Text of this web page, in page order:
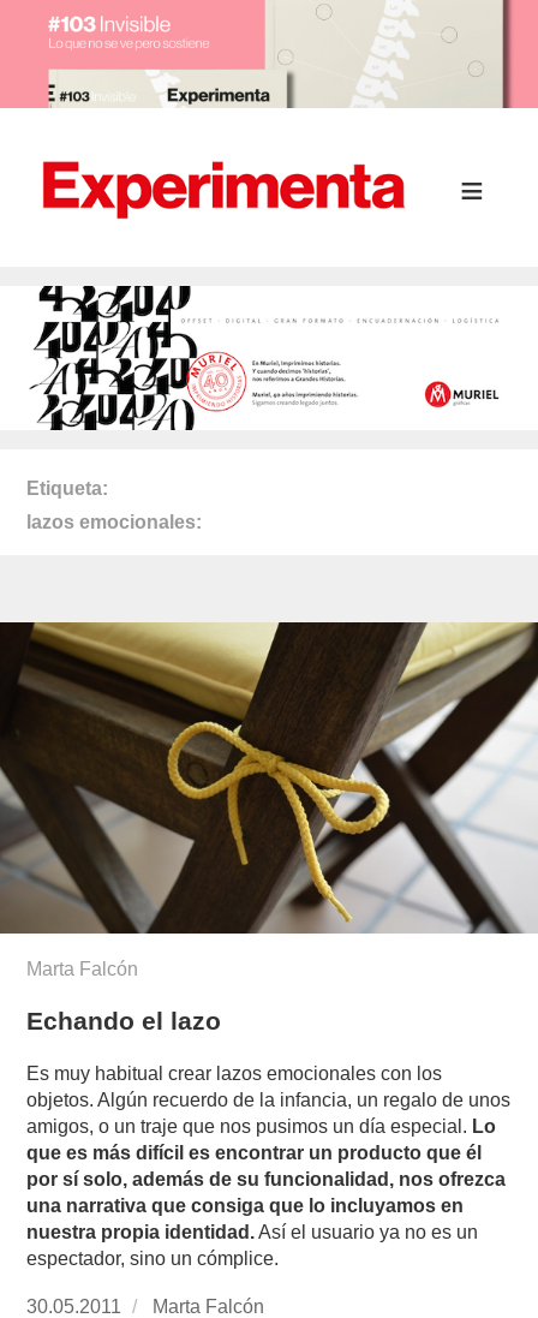
Etiqueta
lazos emocionales
Marta Falcón
Echando el lazo
Es muy habitual crear lazos emocionales con los
objetos. Algún recuerdo de la infancia, un regalo de unos
amigos, o un traje que nos pusimos un día especial. Lo
que es más difícil es encontrar un producto que él
por sí solo, además de su funcionalidad, nos ofrezca
una narrativa que consiga que lo incluyamos en
nuestra propia identidad.Así el usuario ya no es un
espectador, sino un cómplice.
Publicado
30.05.2011 https://www.experimenta.es/author/
Marta Falcón